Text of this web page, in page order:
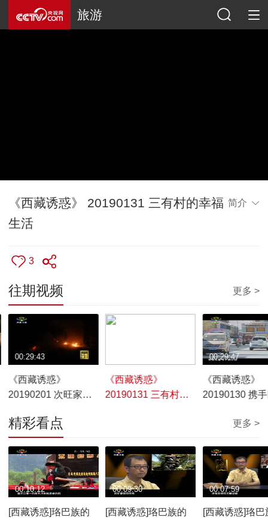
旅游
《西藏诱惑》 20190131 三有村的幸福
生活
简介
3
往期视频 更多 >
《西藏诱惑》
20190201 次旺家的
00:29:43
《西藏诱惑》
20190131 三有村的
《西藏诱惑》
20190130 携
00:29:47
精彩看点 更多 >
[西藏诱惑]珞巴族的
00:10:12
[西藏诱惑]珞巴族的
00:09:30
[西藏诱惑]珞巴
00:07:59